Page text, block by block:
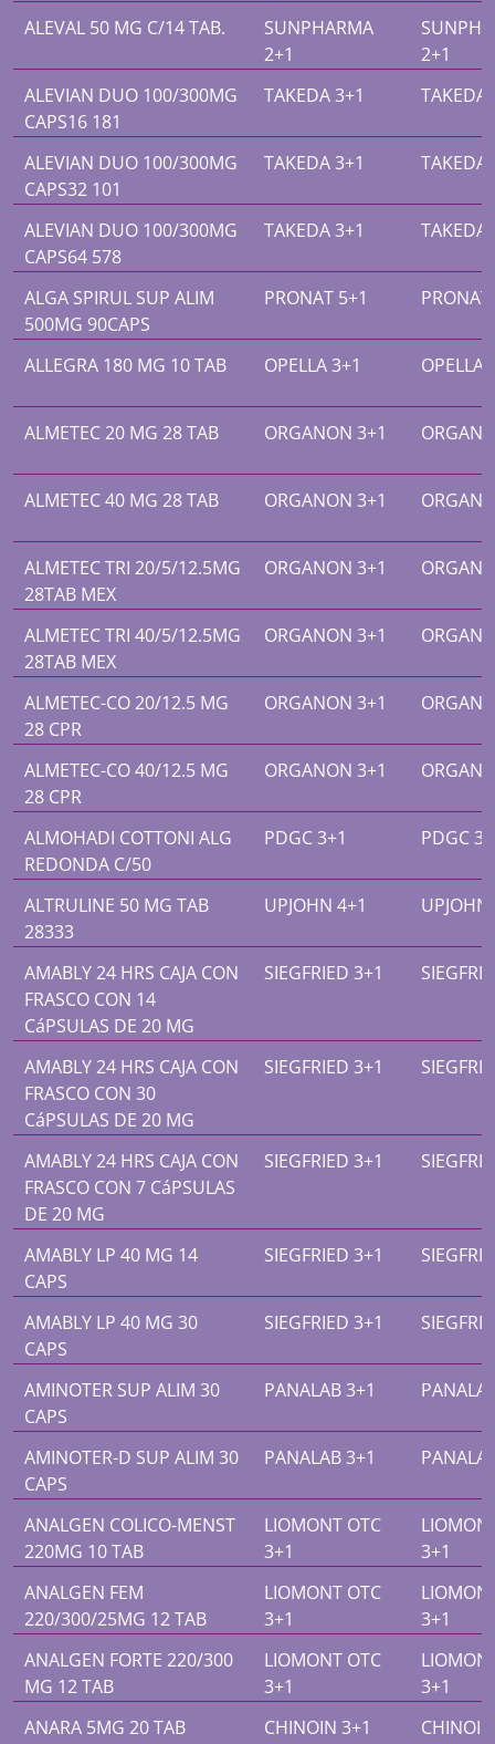
ALEVAL 50 MG C/14 TAB.
SUNPHARMA
2+1
2+1
ALEVIAN DUO 100/300MG
CAPS16 181
TAKEDA 3+1 TAKEDA
ALEVIAN DUO 100/300MG
CAPS32 101
TAKEDA 3+1 TAKEDA
ALEVIAN DUO 100/300MG
CAPS64 578
TAKEDA 3+1 TAKEDA
ALGA SPIRUL SUP ALIM
500MG 90CAPS
PRONAT 5+1
ALLEGRA 180 MG 10 TAB OPELLA 3+1 OPELLA
ALMETEC 20 MG 28 TAB ORGANON 3+1
ALMETEC 40 MG 28 TAB ORGANON 3+1
ALMETEC TRI 20/5/12.5MG
28TAB MEX
ORGANON 3+1
ALMETEC TRI 40/5/12.5MG
28TAB MEX
ORGANON 3+1
ALMETEC-CO 20/12.5 MG
28 CPR
ORGANON 3+1
ALMETEC-CO 40/12.5 MG
28 CPR
ORGANON 3+1
ALMOHADI COTTONI ALG
REDONDA C/50
PDGC 3+1 PDGC
ALTRULINE 50 MG TAB
28333
UPJOHN 4+1
AMABLY 24 HRS CAJA CON
FRASCO CON 14
CáPSULAS DE 20 MG
SIEGFRIED 3+1
AMABLY 24 HRS CAJA CON
FRASCO CON 30
CáPSULAS DE 20 MG
SIEGFRIED 3+1
AMABLY 24 HRS CAJA CON
FRASCO CON 7 CáPSULAS
DE 20 MG
SIEGFRIED 3+1
AMABLY LP 40 MG 14
CAPS
SIEGFRIED 3+1
AMABLY LP 40 MG 30
CAPS
SIEGFRIED 3+1
AMINOTER SUP ALIM 30
CAPS
PANALAB 3+1
AMINOTER-D SUP ALIM 30
CAPS
PANALAB 3+1
ANALGEN COLICO-MENST
220MG 10 TAB
LIOMONT OTC
3+1
3+1
ANALGEN FEM
220/300/25MG 12 TAB
LIOMONT OTC
3+1
3+1
ANALGEN FORTE 220/300
MG 12 TAB
LIOMONT OTC
3+1
3+1
ANARA 5MG 20 TAB
CHINOIN 3+1